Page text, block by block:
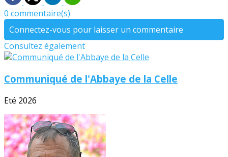
0 commentaire(s)
Connectez-vous pour laisser un commentaire
Consultez également
Communiqué de l'Abbaye de la Celle
Eté 2026